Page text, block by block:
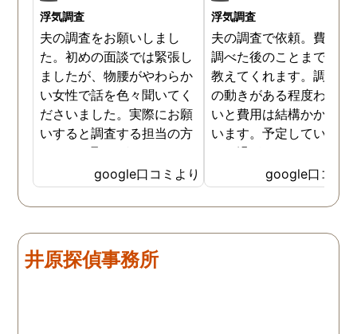
浮気調査
夫の調査をお願いしまし
た。初めの面談では緊張し
ましたが、物腰がやわらか
い女性で話を色々聞いてく
ださいました。実際にお願
いすると調査する担当の方
とのやり取りがメインで、
色々不安や心配な事の共有
をしてくれました。探偵の
方に依頼となると丸投げで
が、二人三脚で協力しあい
ながら、進めて行った感じ
google口コミより
浮気調査
夫の調査で依頼。費用や
調べた後のことまで詳し
教えてくれます。調査対
の動きがある程度わから
いと費用は結構かかると
います。予定していた時
より過ぎてしまいました
が、そのまま調査してい
だき、しっかり証拠取れ
した。あ、もちろん過ぎ
調査が終わって今後どう
google口コミ
井原探偵事務所